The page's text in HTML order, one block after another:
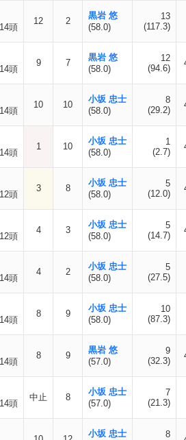
頭
12 2
黒岩 悠
(58.0)
13
(117.3)
頭
9 7
黒岩 悠
(58.0)
12
(94.6)
頭
10 10
小坂 忠士
(58.0)
8
(29.2)
頭
1 10
小坂 忠士
(58.0)
1
(2.7)
頭
3 8
小坂 忠士
(58.0)
5
(12.0)
頭
4 3
小坂 忠士
(58.0)
5
(14.7)
頭
4 2
小坂 忠士
(58.0)
5
(27.5)
頭
8 9
小坂 忠士
(58.0)
10
(87.3)
頭
8 9
黒岩 悠
(57.0)
9
(32.3)
頭
中止 8
小坂 忠士
(57.0)
7
(21.3)
小坂 忠士
8